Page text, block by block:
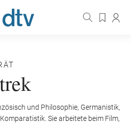
und Philosophie, Germanistik,
Sie arbeitete beim Film,